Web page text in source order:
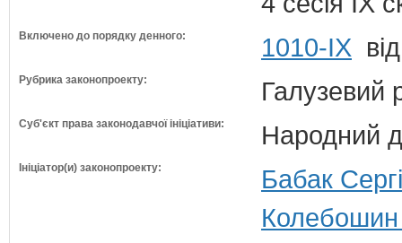
Включено до порядку денного: 1010-ІХ
Рубрика законопроекту: Галузевий
Суб'єкт права законодавчої ініціативи: Народний
Ініціатор(и) законопроекту:
Бабак
Колебошин